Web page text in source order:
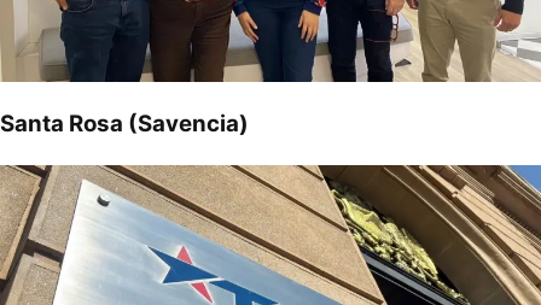
Santa Rosa (Savencia)